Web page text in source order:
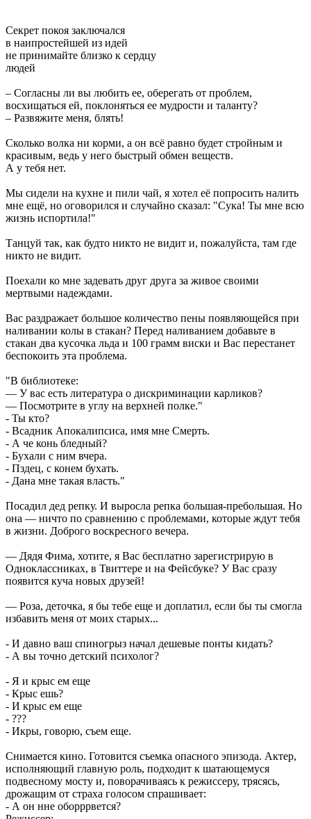
Секрет покоя заключался
в наипростейшей из идей
не принимайте близко к сердцу
людей
– Согласны ли вы любить ее, оберегать от проблем,
восхищаться ей, поклоняться ее мудрости и таланту?
– Развяжите меня, блять!
Сколько волка ни корми, а он всё равно будет стройным и
красивым, ведь у него быстрый обмен веществ.
А у тебя нет.
Мы сидели на кухне и пили чай, я хотел её попросить налить
мне ещё, но оговорился и случайно сказал: "Сука! Ты мне всю
жизнь испортила!"
Танцуй так, как будто никто не видит и, пожалуйста, там где
никто не видит.
Поехали ко мне задевать друг друга за живое своими
мертвыми надеждами.
Вас раздражает большое количество пены появляющейся при
наливании колы в стакан? Перед наливанием добавьте в
стакан два кусочка льда и 100 грамм виски и Вас перестанет
беспокоить эта проблема.
"В библиотеке:
— У вас есть литература о дискриминации карликов?
— Посмотрите в углу на верхней полке."
- Ты кто?
- Всадник Апокалипсиса, имя мне Смерть.
- А че конь бледный?
- Бухали с ним вчера.
- Пздец, с конем бухать.
- Дана мне такая власть."
Посадил дед репку. И выросла репка большая-пребольшая. Но
она — ничто по сравнению с проблемами, которые ждут тебя
в жизни. Доброго воскресного вечера.
— Дядя Фима, хотите, я Вас бесплатно зарегистрирую в
Одноклассниках, в Твиттере и на Фейсбуке? У Вас сразу
появится куча новых друзей!
— Роза, деточка, я бы тебе еще и доплатил, если бы ты смогла
избавить меня от моих старых...
- И давно ваш спиногрыз начал дешевые понты кидать?
- А вы точно детский психолог?
- Я и крыс ем еще
- Крыс ешь?
- И крыс ем еще
- ???
- Икры, говорю, съем еще.
Снимается кино. Готовится съемка опасного эпизода. Актер,
исполняющий главную роль, подходит к шатающемуся
подвесному мосту и, поворачиваясь к режиссеру, трясясь,
дрожащим от страха голосом спрашивает:
- А он нне оборррвется?